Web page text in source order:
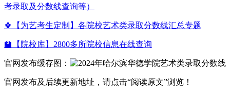
考录取及分数线查询等）
🍀【为艺考生定制】各院校艺术类录取分数线汇总专题
🏫【院校库】2800多所院校信息在线查询
官网发布缓存图：
官网发布及后续更新地址，请点击“阅读原文”浏览！